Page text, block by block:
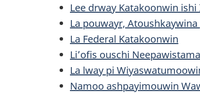
Lee drway Katakoonwin
La pouwayr,
La Federal Katakoonwin
Li’ofis ouschi
La lway pi
Namoo ashpayimouwin